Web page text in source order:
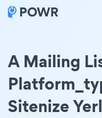
A Mailing
Sitenize